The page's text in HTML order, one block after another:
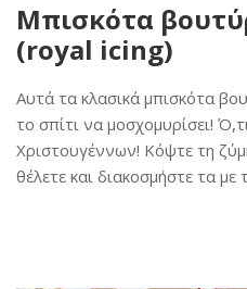
Μπισκότα
(royal icing)
Αυτά τα κλασικά μπισκότα
το σπίτι να μοσχομυρίσει!
Χριστουγέννων! Κόψτε τη
θέλετε και διακοσμήστε τα